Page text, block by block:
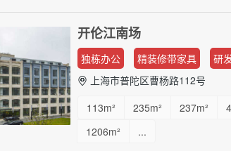
开伦江南场
独栋办公
精装修带家具
研
上海市普陀区曹杨路112号
113m²
235m² 237m²
1206m²
...